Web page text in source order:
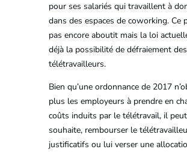
pour ses salariés qui travaillent à
dans des espaces de coworking. Ce
pas encore aboutit mais la loi
déjà la possibilité de défraiement des
télétravailleurs.
Bien qu’une ordonnance de 2017
plus les employeurs à prendre en
coûts induits par le télétravail, il peut
souhaite, rembourser le
justificatifs ou lui verser une